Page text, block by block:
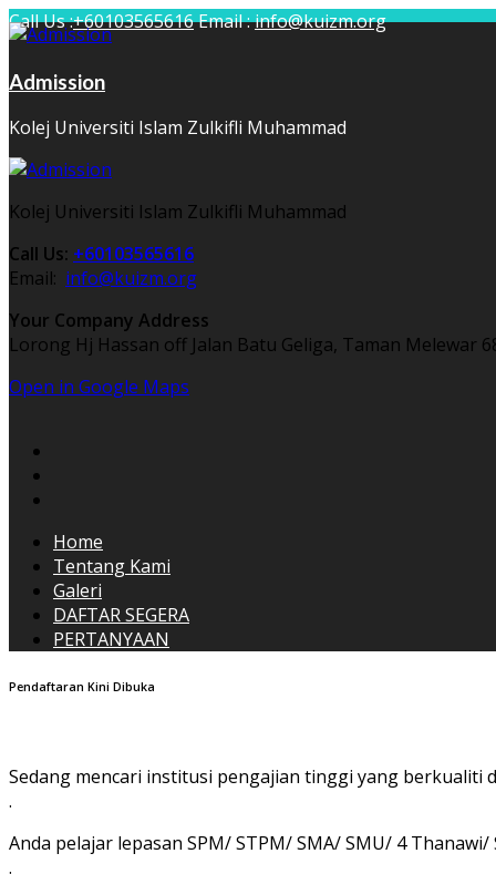
Call Us :+60103565616Email :info@kuizm.org
Admission
Kolej Universiti Islam Zulkifli Muhammad
Kolej Universiti Islam Zulkifli Muhammad
Call Us: +60103565616
Email: info@kuizm.org
Your Company Address
Lorong Hj Hassan off Jalan Batu Geliga, Taman Melewar
Open in Google Maps
Home
Tentang Kami
Galeri
DAFTAR SEGERA
PERTANYAAN
Pendaftaran Kini Dibuka
Sedang mencari institusi pengajian tinggi yang berkualiti
.
Anda pelajar lepasan SPM/ STPM/ SMA/ SMU/ 4
.